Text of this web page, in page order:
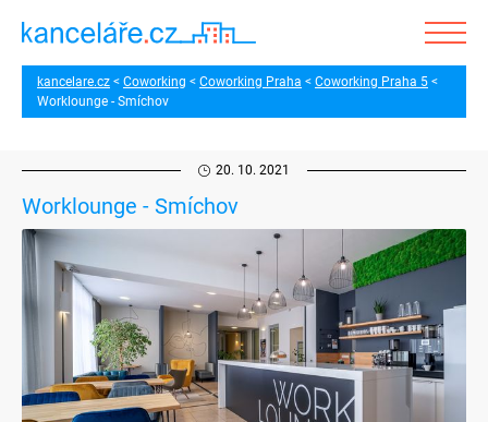
kancelare.cz Coworking Coworking Praha
Coworking Praha 5
Worklounge - Smíchov
20. 10. 2021
Worklounge - Smíchov